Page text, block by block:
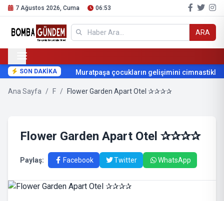
7 Ağustos 2026, Cuma 06:53
ARA
SON DAKİKA Muratpaşa çocukların gelişimini cimnastikle
Ana Sayfa / F / Flower Garden Apart Otel ✰✰✰✰
Flower Garden Apart Otel ✰✰✰✰
Paylaş: Facebook Twitter WhatsApp